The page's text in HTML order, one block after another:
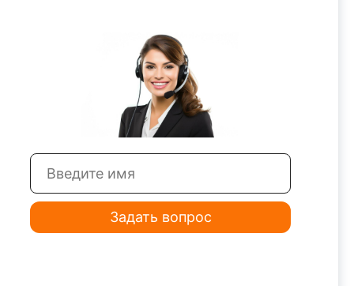
S20R-
Державка токарная S20R-
MWLNR08 JSD
Задать вопрос